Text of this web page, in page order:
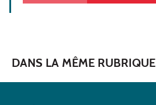
DANS LA MÊME RUBRIQUE